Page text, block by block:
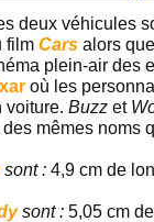
deux véhicules
film Cars alors
plein-air des
où les
voiture. Buzz et
mêmes noms
sont : 4,9 cm de
sont : 5,05 cm